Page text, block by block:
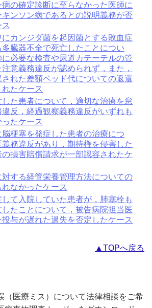
の確定診断に至らなかった医師に
ンソン病であるとの説明義務が否
カンジダ菌を起因菌とする敗血症
多臓器不全で死亡したことについ
必要な検査や尿道カテーテルの管
意義務違反が認められず，また，
された差額ベッド代についての返還
たケース
した患者について，適切な治療を怠
違反，経過観察義務違反がいずれも
たケース
梗塞を発症した患者の治療につ
義務違反があり，期待権を侵害した
の損害賠償請求が一部認容されたケ
する経管栄養管理方法についての
なかったケース
して入院していた患者が，肺塞栓も
たことについて，被告病院担当医
与が遅れた過失を否定したケース
▲TOPへ戻る
（医療ミス）について法律相談をご希